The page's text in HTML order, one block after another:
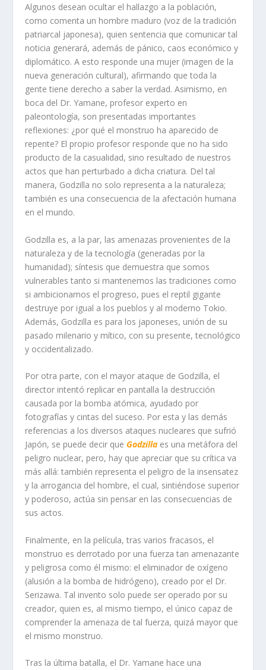
Algunos desean ocultar el hallazgo a la población,
como comenta un hombre maduro (voz de la tradición
patriarcal japonesa), quien sentencia que comunicar tal
noticia generará, además de pánico, caos económico y
diplomático. A esto responde una mujer (imagen de la
nueva generación cultural), afirmando que toda la
gente tiene derecho a saber la verdad. Asimismo, en
boca del Dr. Yamane, profesor experto en
paleontología, son presentadas importantes
reflexiones: ¿por qué el monstruo ha aparecido de
repente? El propio profesor responde que no ha sido
producto de la casualidad, sino resultado de nuestros
actos que han perturbado a dicha criatura. Del tal
manera, Godzilla no solo representa a la naturaleza;
también es una consecuencia de la afectación humana
en el mundo.
Godzilla es, a la par, las amenazas provenientes de la
naturaleza y de la tecnología (generadas por la
humanidad); síntesis que demuestra que somos
vulnerables tanto si mantenemos las tradiciones como
si ambicionamos el progreso, pues el reptil gigante
destruye por igual a los pueblos y al moderno Tokio.
Además, Godzilla es para los japoneses, unión de su
pasado milenario y mítico, con su presente, tecnológico
y occidentalizado.
Por otra parte, con el mayor ataque de Godzilla, el
director intentó replicar en pantalla la destrucción
causada por la bomba atómica, ayudado por
fotografías y cintas del suceso. Por esta y las demás
referencias a los diversos ataques nucleares que sufrió
Japón, se puede decir queGodzilla es una metáfora del
peligro nuclear, pero, hay que apreciar que su crítica va
más allá: también representa el peligro de la insensatez
y la arrogancia del hombre, el cual, sintiéndose superior
y poderoso, actúa sin pensar en las consecuencias de
sus actos.
Finalmente, en la película, tras varios fracasos, el
monstruo es derrotado por una fuerza tan amenazante
y peligrosa como él mismo: el eliminador de oxígeno
(alusión a la bomba de hidrógeno), creado por el Dr.
Serizawa. Tal invento solo puede ser operado por su
creador, quien es, al mismo tiempo, el único capaz de
comprender la amenaza de tal fuerza, quizá mayor que
el mismo monstruo.
Tras la última batalla, el Dr. Yamane hace una